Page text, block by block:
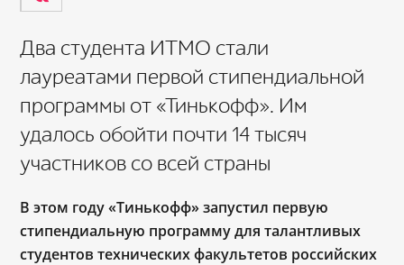
Два студента ИТМО стали
лауреатами первой стипендиальной
программы от «Тинькофф». Им
удалось обойти почти 14 тысяч
участников со всей страны
В этом году «Тинькофф» запустил первую
стипендиальную программу для талантливых
студентов технических факультетов российских